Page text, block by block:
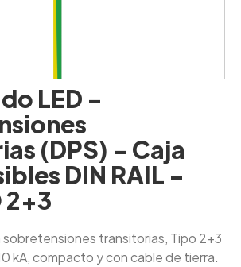
LED -
(DPS) - Caja
DIN RAIL -
2+3
transitorias, Tipo 2+3
kA, compacto y con cable de tierra.